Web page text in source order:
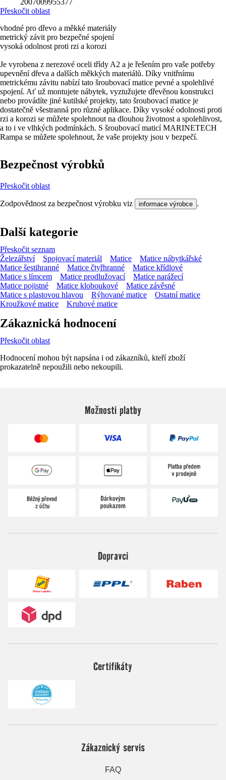
2007009955377
Přeskočit oblast
vhodné pro dřevo a měkké materiály
metrický závit pro bezpečné spojení
vysoká odolnost proti rzi a korozi
Je vyrobena z nerezové oceli třídy A2 a je řešením pro vaše potřeby
upevnění dřeva a dalších měkkých materiálů. Díky vnitřnímu
metrickému závitu nabízí tato šroubovací matice pevné a spolehlivé
spojení. Ať už montujete nábytek, vyztužujete dřevěnou konstrukci
nebo provádíte jiné kutilské projekty, tato šroubovací matice je
dostatečně všestranná pro různé aplikace. Díky vysoké odolnosti proti
rzi a korozi se můžete spolehnout na dlouhou životnost a spolehlivost,
a to i ve vlhkých podmínkách. S šroubovací maticí MARINETECH
Rampa se můžete spolehnout, že vaše projekty jsou v bezpečí.
Bezpečnost výrobků
Přeskočit oblast
Zodpovědnost za bezpečnost výrobku viz informace výrobce .
Další kategorie
Přeskočit seznam
Železářství
Spojovací materiál Matice
Matice nábytkářské
Matice šestihranné
Matice čtyřhranné
Matice křídlové
Matice s límcem
Matice prodlužovací
Matice narážecí
Matice pojistné
Matice kloboukové
Matice závěsné
Matice s plastovou hlavou
Rýhované matice
Ostatní matice
Kroužkové matice
Kruhové matice
Zákaznická hodnocení
Přeskočit oblast
Hodnocení mohou být napsána i od zákazníků, kteří zboží
prokazatelně nepoužili nebo nekoupili.
Možnosti platby
Dopravci
Certifikáty
Zákaznický servis
FAQ